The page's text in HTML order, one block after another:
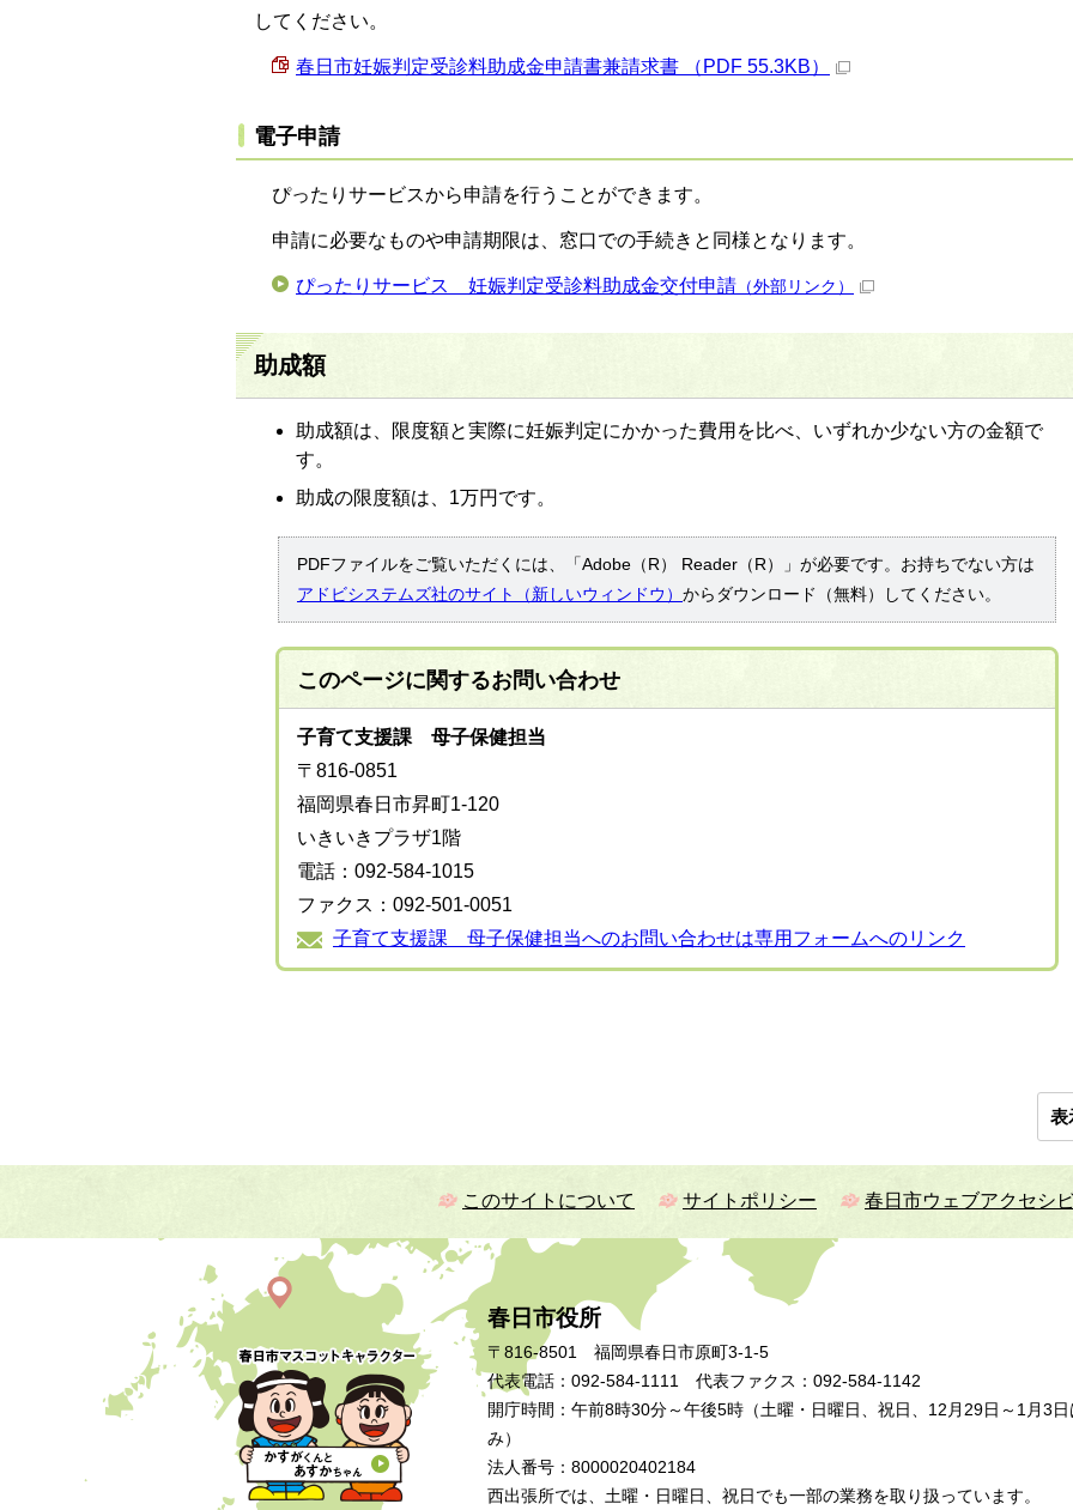
してください。
春日市妊娠判定受診料助成金申請書兼請求書 （PDF 55.3KB）
電子申請
ぴったりサービスから申請を行うことができます。
申請に必要なものや申請期限は、窓口での手続きと同様となります。
ぴったりサービス 妊娠判定受診料助成金交付申請 （外部リンク）
助成額
助成額は、限度額と実際に妊娠判定にかかった費用を比べ、いずれか少ない方の金額で
す。
助成の限度額は、1万円です。
PDFファイルをご覧いただくには、「Adobe（R） Reader（R）」が必要です。お持ちでない方は
アドビシステムズ社のサイト（新しいウィンドウ） からダウンロード（無料）してください。
このページに関するお問い合わせ
子育て支援課 母子保健担当
〒816-0851
福岡県春日市昇町1-120
いきいきプラザ1階
電話：092-584-1015
ファクス：092-501-0051
子育て支援課 母子保健担当へのお問い合わせは専用フォームへのリンク
表
このサイトについて サイトポリシー 春日市ウェブアクセシ
春日市役所
〒816-8501 福岡県春日市原町3-1-5
代表電話：092-584-1111 代表ファクス：092-584-1142
開庁時間：午前8時30分～午後5時（土曜・日曜日、祝日、12月29日～1月3日
み）
法人番号：8000020402184
西出張所では、土曜・日曜日、祝日でも一部の業務を取り扱っています。